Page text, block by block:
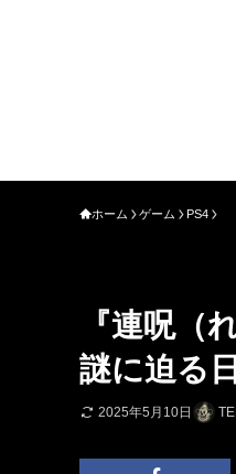
ホーム ゲーム PS4
『連呪（
謎に迫る
2025年5月10日